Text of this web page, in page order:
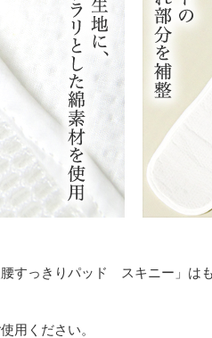
すっきりパッド スキニー」は
用ください。